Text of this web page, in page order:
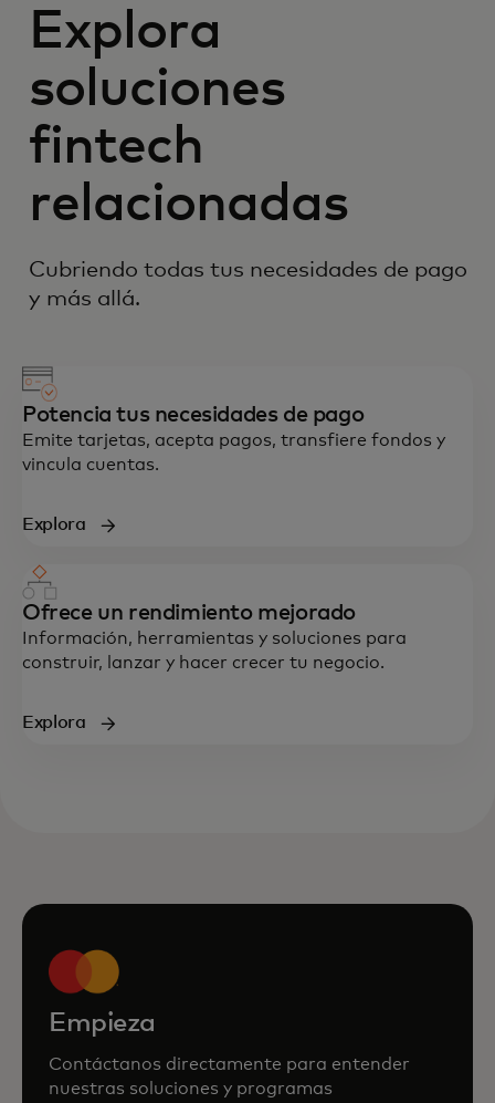
Explora
soluciones
fintech
relacionadas
Cubriendo todas tus necesidades de pago
y más allá.
Potencia tus necesidades de pago
Emite tarjetas, acepta pagos, transfiere fondos y
vincula cuentas.
Explora
Ofrece un rendimiento mejorado
Información, herramientas y soluciones para
construir, lanzar y hacer crecer tu negocio.
Explora
Empieza
Contáctanos directamente para entender
nuestras soluciones y programas